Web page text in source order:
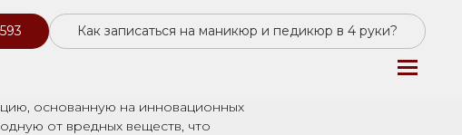
Как записаться на маникюр и педикюр в 4 руки?
с качественными брендами,
основанную на инновационных
от вредных веществ, что